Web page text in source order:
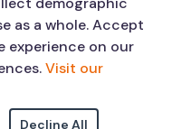
Solicitação
as a whole. Accept
experience on our
Visit our
Decline All